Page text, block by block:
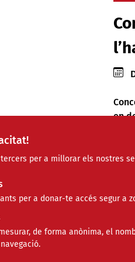
per a millorar els nostres
per a donar-te accés segur a
de forma anònima, el
en
una